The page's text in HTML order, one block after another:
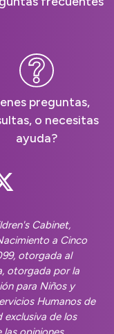
preguntas,
o necesitas
ayuda?
Us OnUs
Cabinet,
a Cinco
otorgada al
otorgada por la
para Niños y
Humanos de
exclusiva de los